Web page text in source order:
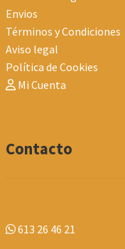
Envios
Términos y Condiciones
Aviso legal
Política de Cookies
Mi Cuenta
Contacto
613 26 46 21